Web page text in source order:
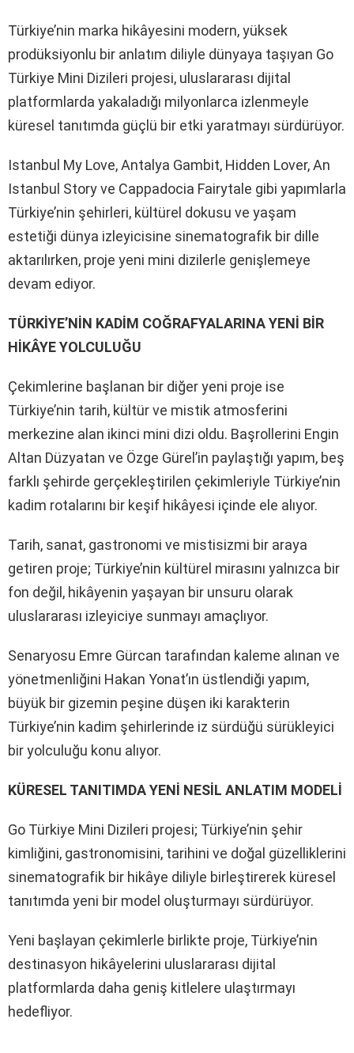
Türkiye’nin marka hikâyesini modern, yüksek
prodüksiyonlu bir anlatım diliyle dünyaya taşıyan Go
Türkiye Mini Dizileri projesi, uluslararası dijital
platformlarda yakaladığı milyonlarca izlenmeyle
küresel tanıtımda güçlü bir etki yaratmayı sürdürüyor.
Istanbul My Love, Antalya Gambit, Hidden Lover, An
Istanbul Story ve Cappadocia Fairytale gibi yapımlarla
Türkiye’nin şehirleri, kültürel dokusu ve yaşam
estetiği dünya izleyicisine sinematografik bir dille
aktarılırken, proje yeni mini dizilerle genişlemeye
devam ediyor.
TÜRKİYE’NİN KADİM COĞRAFYALARINA YENİ BİR
HİKÂYE YOLCULUĞU
Çekimlerine başlanan bir diğer yeni proje ise
Türkiye’nin tarih, kültür ve mistik atmosferini
merkezine alan ikinci mini dizi oldu. Başrollerini Engin
Altan Düzyatan ve Özge Gürel’in paylaştığı yapım, beş
farklı şehirde gerçekleştirilen çekimleriyle Türkiye’nin
kadim rotalarını bir keşif hikâyesi içinde ele alıyor.
Tarih, sanat, gastronomi ve mistisizmi bir araya
getiren proje; Türkiye’nin kültürel mirasını yalnızca bir
fon değil, hikâyenin yaşayan bir unsuru olarak
uluslararası izleyiciye sunmayı amaçlıyor.
Senaryosu Emre Gürcan tarafından kaleme alınan ve
yönetmenliğini Hakan Yonat’ın üstlendiği yapım,
büyük bir gizemin peşine düşen iki karakterin
Türkiye’nin kadim şehirlerinde iz sürdüğü sürükleyici
bir yolculuğu konu alıyor.
KÜRESEL TANITIMDA YENİ NESİL ANLATIM MODELİ
Go Türkiye Mini Dizileri projesi; Türkiye’nin şehir
kimliğini, gastronomisini, tarihini ve doğal güzelliklerini
sinematografik bir hikâye diliyle birleştirerek küresel
tanıtımda yeni bir model oluşturmayı sürdürüyor.
Yeni başlayan çekimlerle birlikte proje, Türkiye’nin
destinasyon hikâyelerini uluslararası dijital
platformlarda daha geniş kitlelere ulaştırmayı
hedefliyor.